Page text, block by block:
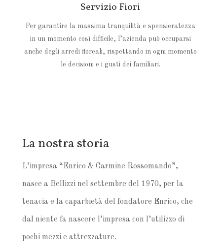
Servizio Fiori
Per garantire la massima tranquilità e spensieratezza
in un momento così difficile, l’azienda può occuparsi
anche degli arredi floreali, rispettando in ogni momento
le decisioni e i gusti dei familiari.
La nostra storia
L’impresa “Enrico & Carmine Rossomando”,
nasce a Bellizzi nel settembre del 1970, per la
tenacia e la caparbietà del fondatore Enrico, che
dal niente fa nascere l’impresa con l’utilizzo di
pochi mezzi e attrezzature.